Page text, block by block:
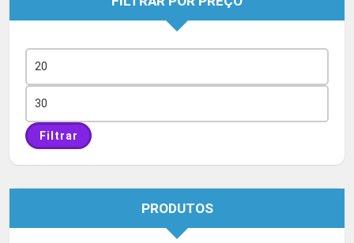
mínimo
máximo
Filtrar
PRODUTOS